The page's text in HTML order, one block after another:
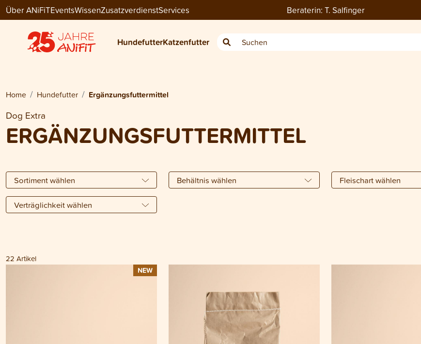
Über ANiFiTEventsWissenZusatzverdienstServices Beraterin: T. Salfinger
HundefutterKatzenfutter
Home Hundefutter Ergänzungsfuttermittel
Dog Extra
ERGÄNZUNGSFUTTERMITTEL
Sortiment wählen Behältnis wählen Fleischart wählen
Verträglichkeit wählen
22 Artikel
NEW